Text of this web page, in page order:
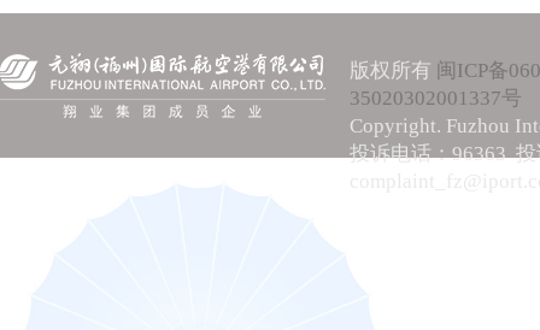
版权所有 闽ICP备
35020302001337号
Copyright. Fuzhou
投诉电话：96363